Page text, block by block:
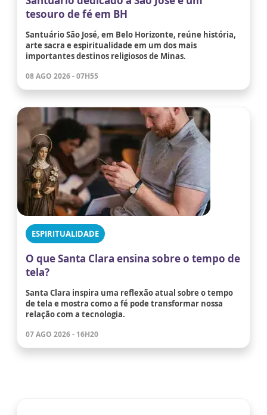
tesouro de fé em BH
Santuário São José, em Belo Horizonte, reúne história,
arte sacra e espiritualidade em um dos mais
importantes destinos religiosos de Minas.
08 AGO 2026 - 07H55
ESPIRITUALIDADE
O que Santa Clara ensina sobre o tempo de
tela?
Santa Clara inspira uma reflexão atual sobre o tempo
de tela e mostra como a fé pode transformar nossa
relação com a tecnologia.
07 AGO 2026 - 16H20